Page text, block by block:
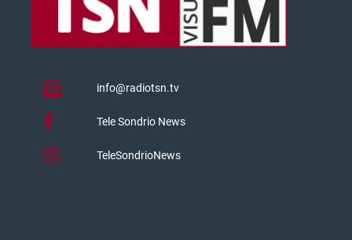
info@radiotsn.tv
Tele Sondrio News
TeleSondrioNews